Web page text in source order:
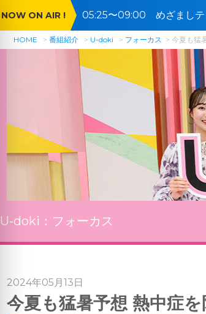
NOW ON AIR !
05:25〜09:00 めざましテ
🈓
HOME 番組紹介 U-doki フォーカス 今夏も猛
U-doki： フォーカス
2024年05月13日
今夏も猛暑予想 熱中症